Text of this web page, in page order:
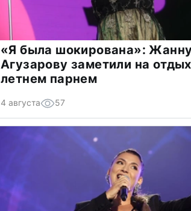
«Я была шокирована»:
Агузарову заметили на
летнем парнем
4 августа 57